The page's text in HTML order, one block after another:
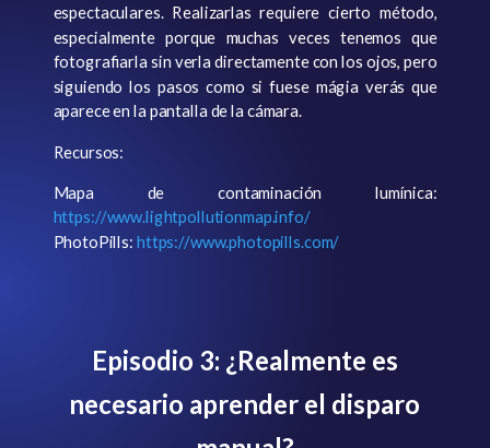
espectaculares. Realizarlas requiere cierto método,
especialmente porque muchas veces tenemos que
fotografiarla sin verla directamente con los ojos, pero
siguiendo los pasos como si fuese mágia verás que
aparece en la pantalla de la cámara.
Recursos:
Mapa de contaminación lumínica:
https://www.lightpollutionmap.info/
PhotoPills: https://www.photopills.com/
Episodio 3: ¿Realmente es
necesario aprender el disparo